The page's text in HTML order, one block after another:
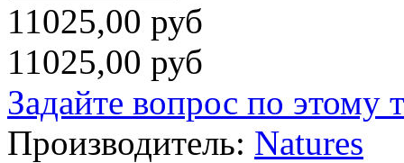
11025,00 руб
11025,00 руб
Задайте вопрос по этому
Производитель: Natures